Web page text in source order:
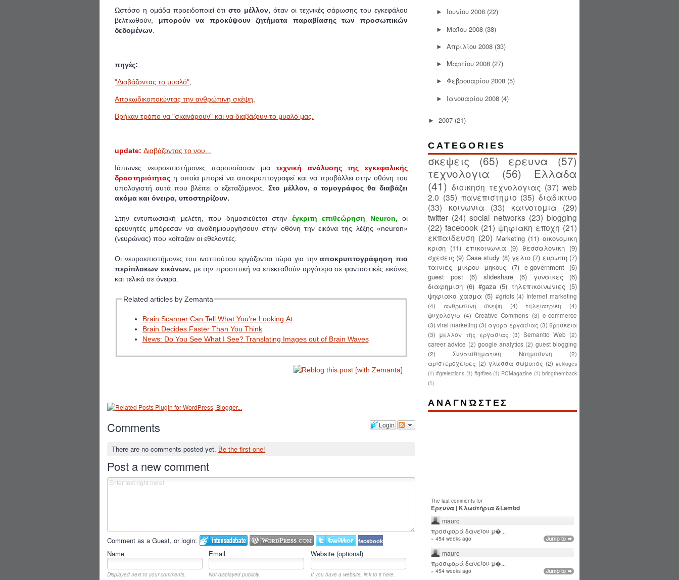
Ωστόσο η ομάδα προειδοποιεί ότιστο μέλλον, όταν οι τεχνικές σάρωσης του εγκεφάλου
βελτιωθούν,
μπορούν να προκύψουν ζητήματα παραβίασης των προσωπικών
δεδομένων
πηγές:
"Διαβάζοντας το μυαλό"
Αποκωδικοποιώντας την ανθρώπινη σκέψη,
Βρήκαν τρόπο να "σκανάρουν" και να διαβάζουν το μυαλό μας.
update: Διαβάζοντας το νου...
Ιάπωνες νευροεπιστήμονες παρουσίασαν μια τεχνική ανάλυσης της εγκεφαλικής
δραστηριότητας η οποία μπορεί να αποκρυπτογραφεί και να προβάλλει στην οθόνη του
υπολογιστή αυτά που βλέπει ο εξεταζόμενος. Στο μέλλον, ο τομογράφος θα διαβάζει
ακόμα και όνειρα, υποστηρίζουν.
Στην εντυπωσιακή μελέτη, που δημοσιεύεται στην έγκριτη επιθεώρηση Neuron, οι
ερευνητές μπόρεσαν να αναδημιουργήσουν στην οθόνη την εικόνα της λέξης «neuron»
(νευρώνας) που κοίταζαν οι εθελοντές.
Οι νευροεπιστήμονες του ινστιτούτου εργάζονται τώρα για τηναποκρυπτογράφηση πιο
περίπλοκων εικόνων, με την προοπτική να επεκταθούν αργότερα σε φανταστικές εικόνες
και τελικά σε όνειρα.
Related articles by Zemanta
Brain Scanner Can Tell What You're Looking At
Brain Decides Faster Than You Think
News: Do You See What I See? Translating Images out of Brain Waves
Login
Comments
There are no comments posted yet. Be the first one!
Post a new comment
Comment as a Guest, or login: facebook
Name Email Website (optional)
Displayed next to your comments. Not displayed publicly. If you have a website, link to it here.
► Ιουνίου 2008 (22)
► Μαΐου 2008 (38)
► Απριλίου 2008 (33)
► Μαρτίου 2008 (27)
► Φεβρουαρίου 2008 (5)
► Ιανουαρίου 2008 (4)
► 2007 (21)
CATEGORIES
σκεψεις (65) ερευνα
(57)
τεχνολογια
(56)
Ελλαδα
(41) διοικηση τεχνολογιας (37) web
2.0 (35) πανεπιστημιο (35) διαδικτυο
(33)
κοινωνια (33) καινοτομια
(29)
twitter (24) social networks (23) blogging
(22) facebook (21) ψηφιακη εποχη (21)
εκπαιδευση (20) Marketing (11) οικονομικη
κριση (11) επικοινωνια (9) θεσσαλονικη (9)
σχεσεις (9) Case study (8) γελιο (7) ευρωπη (7)
ταινιες μικρου μηκους
(7) e-government (6)
guest post
(6) slideshare (6) γυναικες
(6)
διαφημιση (6) #gaza (5) τηλεπικοινωνιες (5)
ψηφιακο χασμα (5) #griots (4) Internet marketing
(4)
ανθρωπινη σκεψη (4) τηλειατρικη
(4)
ψυχολογια (4) Creative Commons (3) e-commerce
(3) viral marketing (3) αγορα εργασιας (3) θρησκεια
(3) μελλον της εργασιας (3) Semantic Web (2)
career advice (2) google analytics (2) guest blogging
(2)
Συναισθηματικη Νοημοσυνη
(2)
αριστεροχειρες (2) γλωσσα σωματος (2) #ekloges
(1) #grelections (1) #grfires (1) PCMagazine (1) bringthemback
(1)
ΑΝΑΓΝΏΣΤΕΣ
The last comments for
Έρευνα | Κλωστήρια &Lambd
mauro
προσφορά δανείου μ�...
» 454 weeks ago
mauro
προσφορά δανείου μ�...
» 454 weeks ago